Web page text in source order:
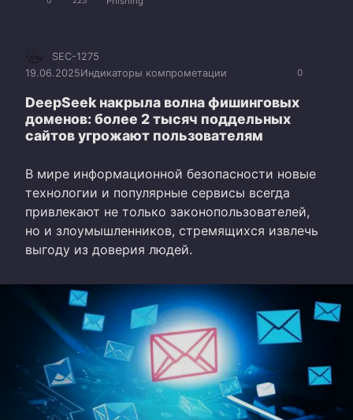
0
SEC-1275
19.06.2025Индикаторы компрометации
DeepSeek накрыла волна фишинговых
доменов: более 2 тысяч поддельных
сайтов угрожают пользователям
В мире информационной безопасности новые
технологии и популярные сервисы всегда
привлекают не только законопользователей,
но и злоумышленников, стремящихся извлечь
выгоду из доверия людей.